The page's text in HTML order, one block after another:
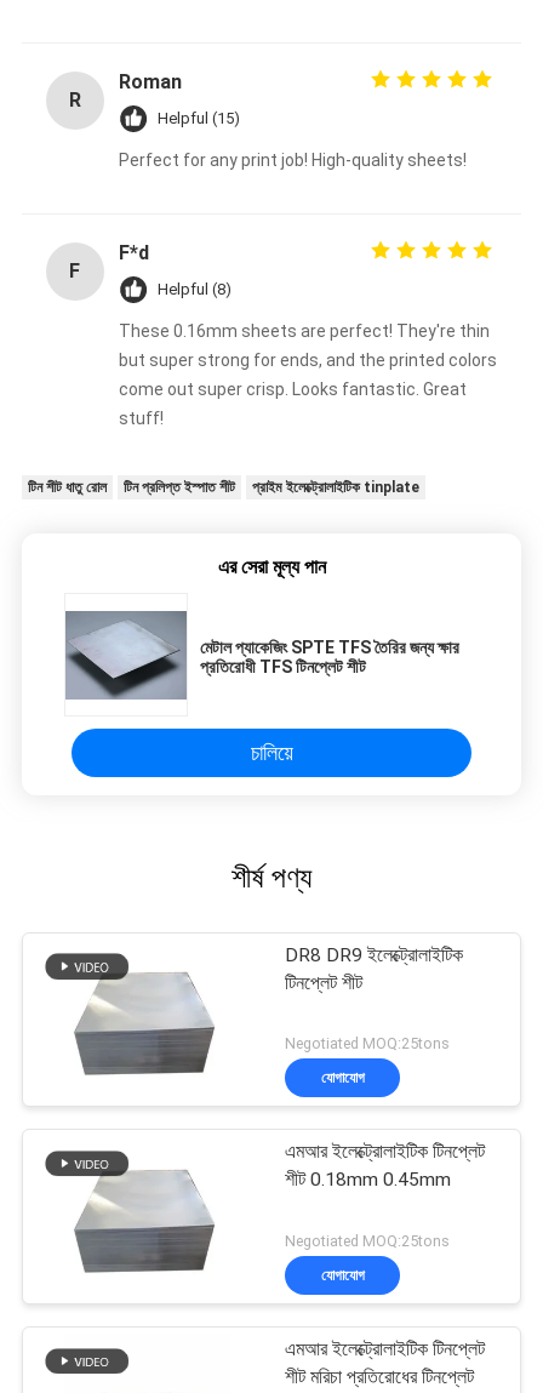
R
Roman
Helpful (15)
Perfect for any print job! High-quality sheets!
F
F*d
Helpful (8)
These 0.16mm sheets are perfect! They're thin
but super strong for ends, and the printed colors
come out super crisp. Looks fantastic. Great
stuff!
টিন শীট ধাতু রোল টিন প্রলিপ্ত ইস্পাত শীট প্রাইম ইলেক্ট্রোলাইটিক tinplate
এর সেরা মূল্য পান
মেটাল প্যাকেজিং SPTE TFS তৈরির জন্য ক্ষার
প্রতিরোধী TFS টিনপ্লেট শীট
চালিয়ে
শীর্ষ পণ্য
DR8 DR9 ইলেক্ট্রোলাইটিক
টিনপ্লেট শীট
Negotiated MOQ:25tons
যোগাযোগ
এমআর ইলেক্ট্রোলাইটিক টিনপ্লেট
শীট 0.18mm 0.45mm
Negotiated MOQ:25tons
যোগাযোগ
এমআর ইলেক্ট্রোলাইটিক টিনপ্লেট
শীট মরিচা প্রতিরোধের টিনপ্লেট